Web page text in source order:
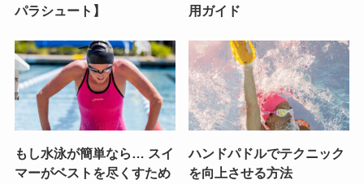
パラシュート】
用ガイド
もし水泳が簡単なら… スイ
マーがベストを尽くすため
ハンドパドルでテクニック
を向上させる方法